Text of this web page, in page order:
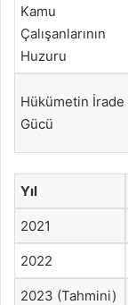
Kamu
Çalışanlarının
Huzuru
Hükümetin İrade
Gücü
Yıl
2021
2022
2023 (Tahmini)